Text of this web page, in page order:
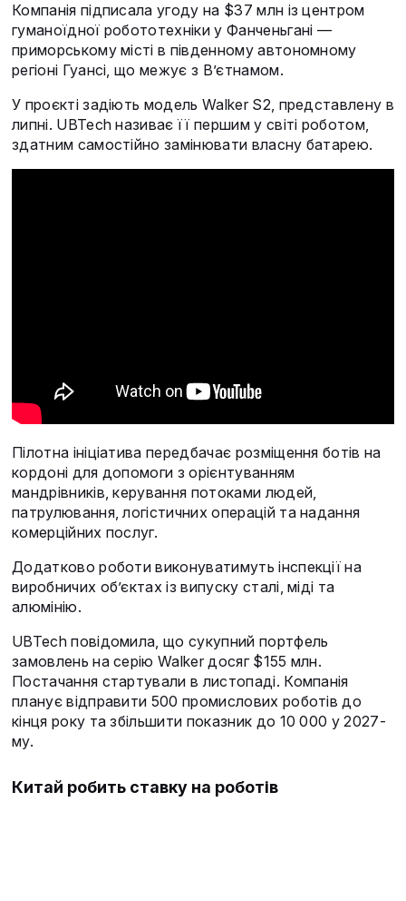
Компанія підписала угоду на $37 млн із центром
гуманоїдної робототехніки у Фанченьгані —
приморському місті в південному автономному
регіоні Гуансі, що межує з В’єтнамом.
У проєкті задіють модель Walker S2, представлену в
липні. UBTech називає її першим у світі роботом,
здатним самостійно замінювати власну батарею.
Пілотна ініціатива передбачає розміщення ботів на
кордоні для допомоги з орієнтуванням
мандрівників, керування потоками людей,
патрулювання, логістичних операцій та надання
комерційних послуг.
Додатково роботи виконуватимуть інспекції на
виробничих об’єктах із випуску сталі, міді та
алюмінію.
UBTech повідомила, що сукупний портфель
замовлень на серію Walker досяг $155 млн.
Постачання стартували в листопаді. Компанія
планує відправити 500 промислових роботів до
кінця року та збільшити показник до 10 000 у 2027-
му.
Китай робить ставку на роботів